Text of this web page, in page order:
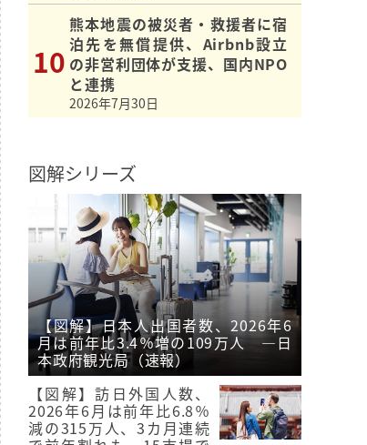
熊本地震の被災者・救援者に宿
泊先を無償提供、Airbnb設立
の非営利団体が支援、国内NPO
と連携
2026年7月30日
図解シリーズ
【図解】日本人出国者数、2026年6
月は前年比3.4％増の109万人 ―日
本政府観光局（速報）
【図解】訪日外国人数、
2026年6月は前年比6.8％
減の315万人、3カ月連続